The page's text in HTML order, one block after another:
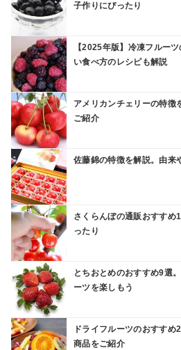
子作りにぴったり
【2025年版】冷凍フルー
い食べ方のレシピも解説
アメリカンチェリーの特徴
ご紹介
佐藤錦の特徴を解説。由来
さくらんぼの通販おすすめ
ったり
とちおとめのおすすめ9選
ーツを楽しもう
ドライフルーツのおすす
商品をご紹介